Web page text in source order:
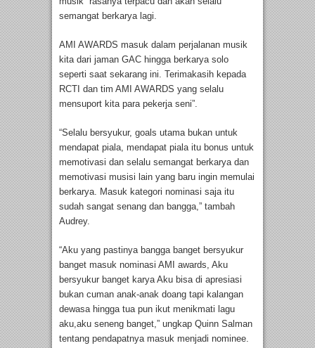
semangat berkarya lagi.
AMI AWARDS masuk dalam perjalanan musik
kita dari jaman GAC hingga berkarya solo
seperti saat sekarang ini. Terimakasih kepada
RCTI dan tim AMI AWARDS yang selalu
mensuport kita para pekerja seni”.
“Selalu bersyukur, goals utama bukan untuk
mendapat piala, mendapat piala itu bonus untuk
memotivasi dan selalu semangat berkarya dan
memotivasi musisi lain yang baru ingin memulai
berkarya. Masuk kategori nominasi saja itu
sudah sangat senang dan bangga,” tambah
Audrey.
“Aku yang pastinya bangga banget bersyukur
banget masuk nominasi AMI awards, Aku
bersyukur banget karya Aku bisa di apresiasi
bukan cuman anak-anak doang tapi kalangan
dewasa hingga tua pun ikut menikmati lagu
aku,aku seneng banget,” ungkap Quinn Salman
tentang pendapatnya masuk menjadi nominee.